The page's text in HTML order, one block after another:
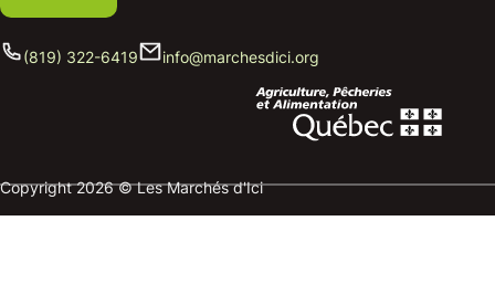
(819) 322-6419 info@marchesdici.org
Copyright 2026 © Les Marchés d'Ici